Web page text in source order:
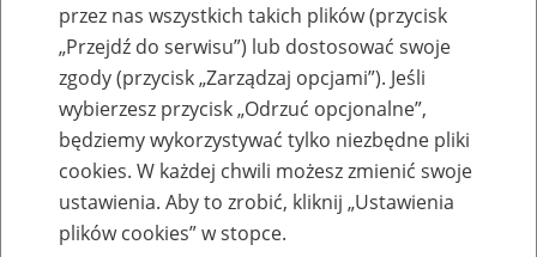
Zaproś ZUS do siebie - zakładanie profili
eZUS w siedzibie Twojej firmy
przez nas wszystkich takich plików (przycisk
„Przejdź do serwisu”) lub dostosować swoje
zgody (przycisk „Zarządzaj opcjami”). Jeśli
wybierzesz przycisk „Odrzuć opcjonalne”,
będziemy wykorzystywać tylko niezbędne pliki
cookies. W każdej chwili możesz zmienić swoje
ustawienia. Aby to zrobić, kliknij „Ustawienia
plików cookies” w stopce.